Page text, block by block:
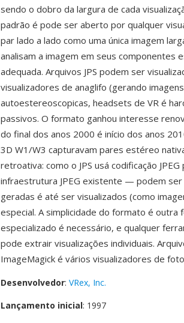
sendo o dobro da largura de cada
padrão é pode ser aberto por qualquer
par lado a lado como uma única imagem
analisam a imagem em seus componentes
adequada. Arquivos JPS podem ser
visualizadores de anaglifo (gerando
autoestereoscopicas, headsets de VR é
passivos. O formato ganhou interesse
do final dos anos 2000 é início dos anos
3D W1/W3 capturavam pares estéreo
retroativa: como o JPS usá codificação
infraestrutura JPEG existente — podem
geradas é até ser visualizados (como
especial. A simplicidade do formato é
especializado é necessário, e qualquer
pode extrair visualizações individuais.
ImageMagick é vários visualizadores de
Desenvolvedor: VRex, Inc.
Lançamento inicial: 1997